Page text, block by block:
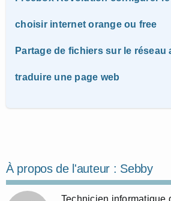
choisir internet orange ou free
Partage de fichiers sur le réseau
traduire une page web
À propos de l'auteur : Sebby